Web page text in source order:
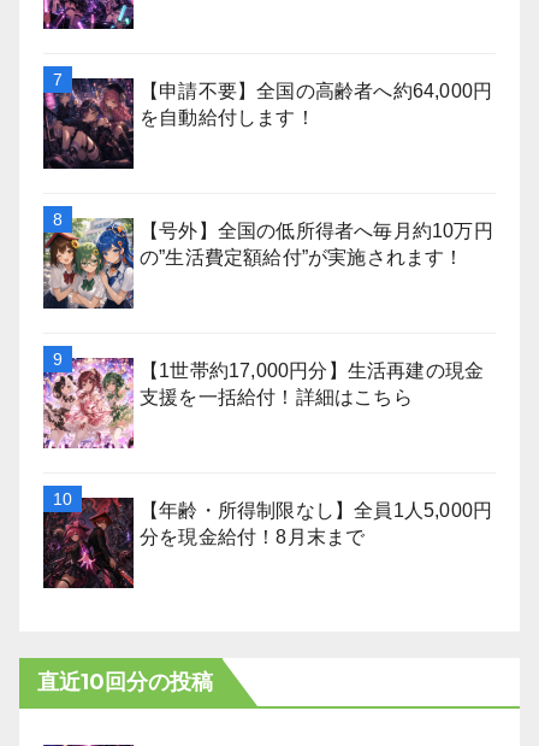
【申請不要】全国の高齢者へ約64,000円
を自動給付します！
【号外】全国の低所得者へ毎月約10万円
の”生活費定額給付”が実施されます！
【1世帯約17,000円分】生活再建の現金
支援を一括給付！詳細はこちら
【年齢・所得制限なし】全員1人5,000円
分を現金給付！8月末まで
直近10回分の投稿